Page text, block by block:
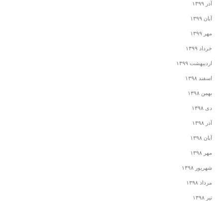
آذر ۱۳۹۹
آبان ۱۳۹۹
مهر ۱۳۹۹
خرداد ۱۳۹۹
اردیبهشت ۱۳۹۹
اسفند ۱۳۹۸
بهمن ۱۳۹۸
دی ۱۳۹۸
آذر ۱۳۹۸
آبان ۱۳۹۸
مهر ۱۳۹۸
شهریور ۱۳۹۸
مرداد ۱۳۹۸
تیر ۱۳۹۸